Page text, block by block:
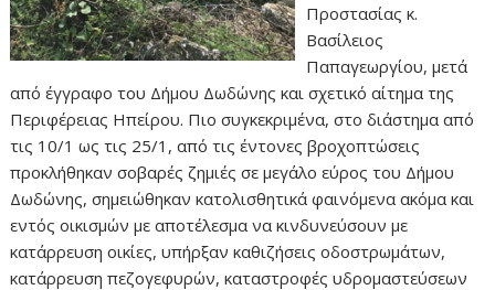
Προστασίας κ.
Βασίλειος
Παπαγεωργίου, μετά
από έγγραφο του Δήμου Δωδώνης και σχετικό αίτημα της
Περιφέρειας Ηπείρου. Πιο συγκεκριμένα, στο διάστημα από
τις 10/1 ως τις 25/1, από τις έντονες βροχοπτώσεις
προκλήθηκαν σοβαρές ζημιές σε μεγάλο εύρος του Δήμου
Δωδώνης, σημειώθηκαν κατολισθητικά φαινόμενα ακόμα και
εντός οικισμών με αποτέλεσμα να κινδυνεύσουν με
κατάρρευση οικίες, υπήρξαν καθιζήσεις οδοστρωμάτων,
κατάρρευση πεζογεφυρών, καταστροφές υδρομαστεύσεων